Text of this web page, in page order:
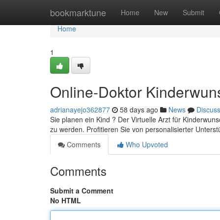
bookmarktune Home New Submit
Home
Home
1
Online-Doktor
adrianayejo362877 58 days ago News
Discuss
Sie planen ein Kind ? Der Virtuelle Arzt für
zu werden. Profitieren Sie von personalisierter
Comments
Who Upvoted
Comments
Submit a Comment
No HTML